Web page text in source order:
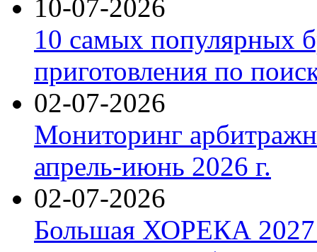
10-07-2026
10 самых популярных
приготовления по
02-07-2026
Мониторинг
апрель-июнь 2026 г.
02-07-2026
Большая ХОРЕКА 2027: